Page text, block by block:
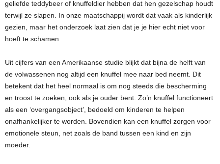
geliefde teddybeer of knuffeldier hebben dat hen gezelschap houdt
terwijl ze slapen. In onze maatschappij wordt dat vaak als kinderlijk
gezien, maar het onderzoek laat zien dat je je hier echt niet voor
hoeft te schamen.
Uit cijfers van een Amerikaanse studie blijkt dat bijna de helft van
de volwassenen nog altijd een knuffel mee naar bed neemt. Dit
betekent dat het heel normaal is om nog steeds die bescherming
en troost te zoeken, ook als je ouder bent. Zo’n knuffel functioneert
als een ‘overgangsobject’, bedoeld om kinderen te helpen
onafhankelijker te worden. Bovendien kan een knuffel zorgen voor
emotionele steun, net zoals de band tussen een kind en zijn
moeder.